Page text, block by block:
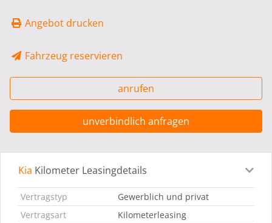
Angebot drucken
Fahrzeug reservieren
anrufen
unverbindlich anfragen
Leasingdetails Fahrzeugdetails
Kia Kilometer Leasingdetails
Vertragstyp
Gewerblich und privat
Vertragsart
Kilometerleasing